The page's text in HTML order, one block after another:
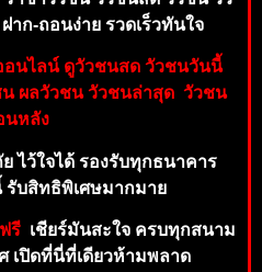
าก-ถอนง่าย รวดเร็วทันใจ
นไลน์ ดูวัวชนสด วัวชนวันนี้
น ผลวัวชน วัวชนล่าสุด วัวชน
นหลัง
ไว้ใจได้ รองรับทุกธนาคาร
รับสิทธิพิเศษมากมาย
รี เชียร์มันสะใจ ครบทุกสนาม
เปิดที่นี่ที่เดียวห้ามพลาด